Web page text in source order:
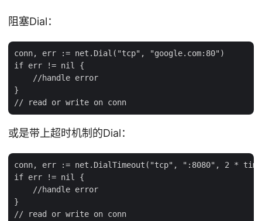
阻塞Dial：
conn, err := net.Dial("tcp", "google.com:80")
if err != nil {
    //handle error
}
或是带上超时机制的Dial：
conn, err := net.DialTimeout("tcp", ":8080", 2 *
if err != nil {
    //handle error
}